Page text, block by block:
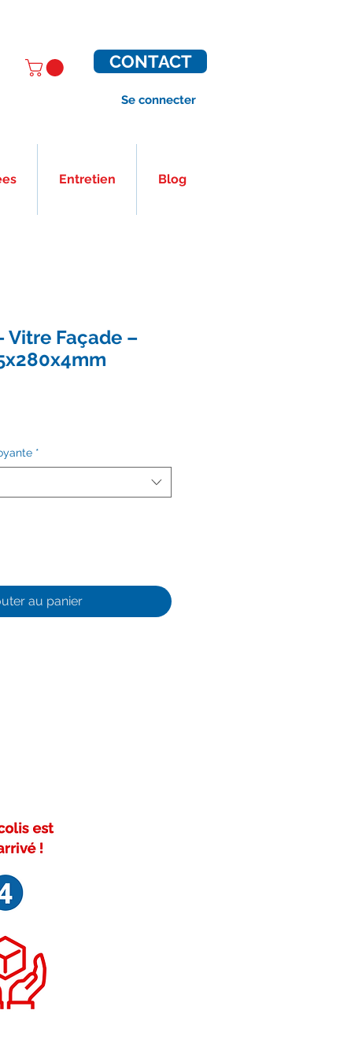
CONTACT
Se connecter
Entretien Blog
Vitre Façade –
*
au panier